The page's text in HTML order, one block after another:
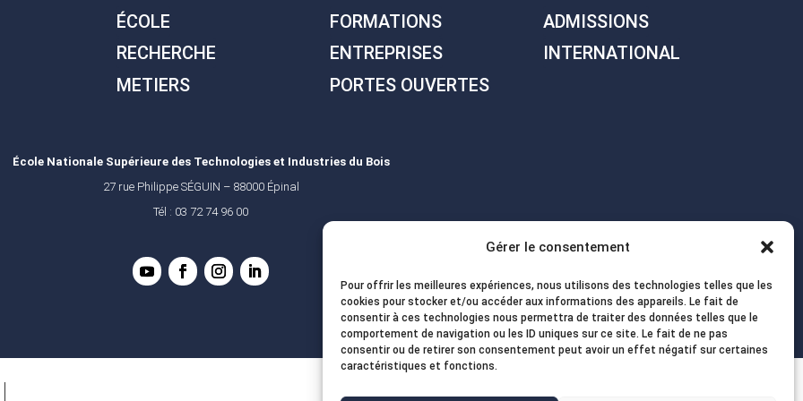
Gérer le consentement
Pour offrir les meilleures expériences, nous utilisons des technologies telles que les
cookies pour stocker et/ou accéder aux informations des appareils. Le fait de
consentir à ces technologies nous permettra de traiter des données telles que le
comportement de navigation ou les ID uniques sur ce site. Le fait de ne pas
consentir ou de retirer son consentement peut avoir un effet négatif sur certaines
caractéristiques et fonctions.
ÉCOLE FORMATIONS
ADMISSIONS
RECHERCHE
ENTREPRISES
INTERNATIONAL
METIERS
PORTES OUVERTES
École Nationale Supérieure des Technologies et Industries du Bois
27 rue Philippe SÉGUIN – 88000 Épinal
Tél : 03 72 74 96 00